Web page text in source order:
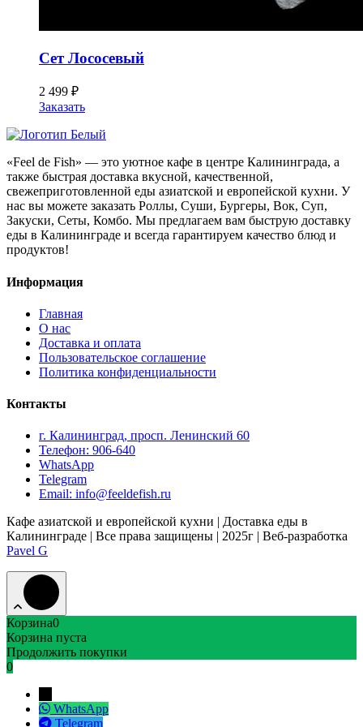
Сет Лососевый
2 499 ₽
Заказать
«Feel de Fish» — это уютное кафе в центре Калининграда, а
также быстрая доставка вкусной, качественной,
свежеприготовленной еды азиатской и европейской кухни. У
нас вы можете заказать Роллы, Суши, Бургеры, Вок, Суп,
Закуски, Сеты, Комбо. Мы предлагаем вам быструю доставку
еды в Калининграде и всегда гарантируем качество блюд и
продуктов!
Информация
Главная
О нас
Доставка и оплата
Пользовательское соглашение
Политика конфиденциальности
Контакты
г. Калининград, просп. Ленинский 60
Телефон: 906-640
WhatsApp
Telegram
Email: info@feeldefish.ru
Кафе азиатской и европейской кухни | Доставка еды в
Калининграде | Все права защищены | 2025г | Веб-разработка
Pavel G
Корзина0
Корзина пуста
Продолжить покупки
0
WhatsApp
Telegram